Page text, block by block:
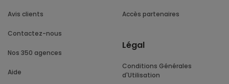
Avis clients
Contactez-nous
Nos 350 agences
Aide
Accès partenaires
Légal
Conditions Générales
d'Utilisation